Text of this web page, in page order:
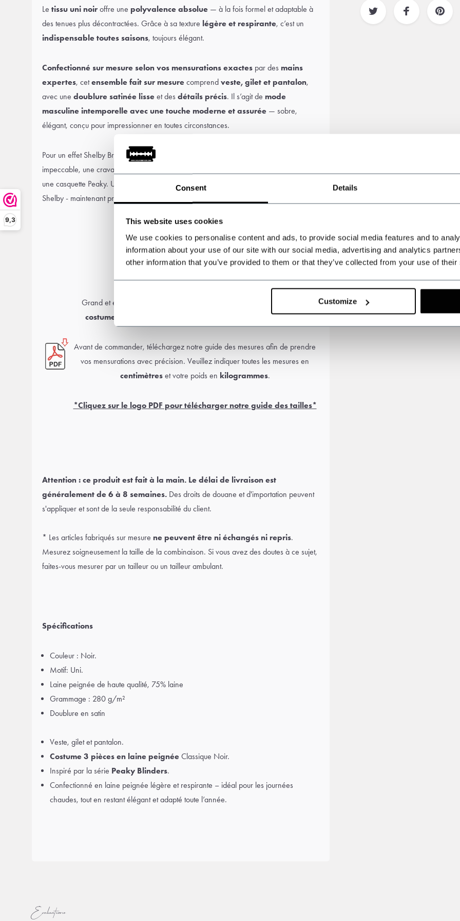
Consent Details
This website uses cookies
We use cookies to personalise content and ads, to provide social media features and to
information about your use of our site with our social media, advertising and analytics
other information that you’ve provided to them or that they’ve collected from your use of
Customize
9,3
Le tissu uni noir offre une polyvalence absolue — à la fois formel et adaptable à
des tenues plus décontractées. Grâce à sa texture légère et respirante, c’est un
indispensable toutes saisons, toujours élégant.
Confectionné sur mesure selon vos mensurations exactes par des mains
expertes, cetensemble fait sur mesure comprend veste, gilet et pantalon,
avec une doublure satinée lisse et des détails précis. Il s’agit de mode
masculine intemporelle avec une touche moderne et assurée — sobre,
élégant, conçu pour impressionner en toutes circonstances.
Pour un effet Shelby Brothers complet, complétez le look avec une
impeccable, une cravate fraîche
une casquette Peaky. Un hommage parfait à la sophistication intemporelle de Thomas
Shelby - maintenant prêt pour l'été.
Grand et élancé ou plus petit et mince ? Pas d’inquiétude. Choisissez un
costume sur mesure
conçu pour votre morphologie et votre coupe.
Avant de commander, téléchargez notre guide des mesures afin de prendre
vos mensurations avec précision. Veuillez indiquer toutes les mesures en
centimètreset votre poids en kilogrammes.
*Cliquez sur le logo PDF pour télécharger notre guide des tailles*
Attention : ce produit est fait à la main. Le délai de livraison est
généralement de 6 à 8 semaines. Des droits de douane et d'importation peuvent
s'appliquer et sont de la seule responsabilité du client.
* Les articles fabriqués sur mesure ne peuvent être ni échangés ni repris.
Mesurez soigneusement la taille de la combinaison. Si vous avez des doutes à ce sujet,
faites-vous mesurer par un tailleur ou un tailleur ambulant.
Spécifications
Couleur : Noir.
Motif: Uni.
Laine peignée de haute qualité, 75% laine
Grammage : 280 g/m²
Doublure en satin
Veste, gilet et pantalon.
Costume 3 pièces en laine peignée Classique Noir.
Inspiré par la série Peaky Blinders.
Confectionné en laine peignée légère et respirante – idéal pour les journées
chaudes, tout en restant élégant et adapté toute l’année.
Évaluations